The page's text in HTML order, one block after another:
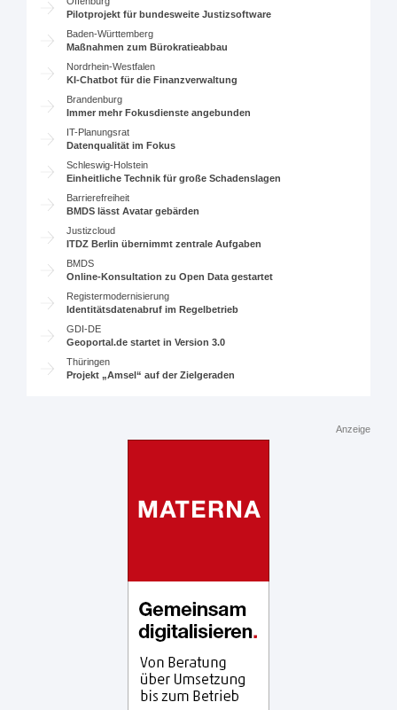
Pilotprojekt für bundesweite Justizsoftware
Baden-Württemberg
Maßnahmen zum Bürokratieabbau
Nordrhein-Westfalen
KI-Chatbot für die Finanzverwaltung
Brandenburg
Immer mehr Fokusdienste angebunden
IT-Planungsrat
Datenqualität im Fokus
Schleswig-Holstein
Einheitliche Technik für große Schadenslagen
Barrierefreiheit
BMDS lässt Avatar gebärden
Justizcloud
ITDZ Berlin übernimmt zentrale Aufgaben
BMDS
Online-Konsultation zu Open Data gestartet
Registermodernisierung
Identitätsdatenabruf im Regelbetrieb
GDI-DE
Geoportal.de startet in Version 3.0
Thüringen
Projekt „Amsel“ auf der Zielgeraden
Anzeige